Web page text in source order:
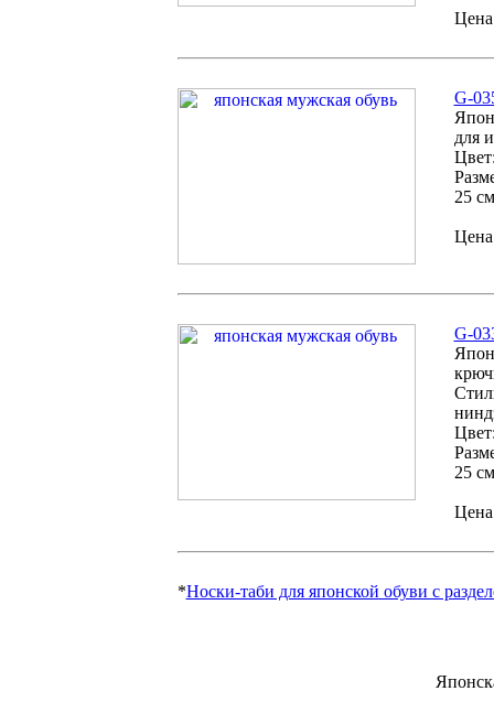
G-
для
25
G-
25
*Носки-таби для японской обуви с